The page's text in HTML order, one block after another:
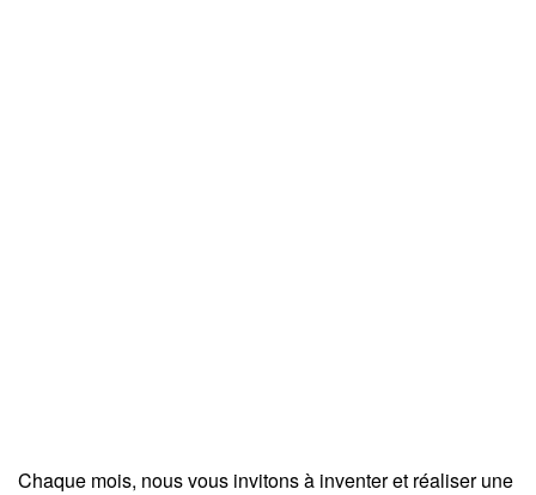
Chaque mois, nous vous invitons à inventer et réaliser une